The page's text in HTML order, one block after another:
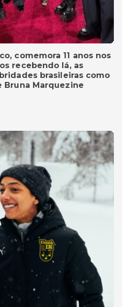
comemora 11 anos nos
recebendo lá, as
brasileiras como
Bruna Marquezine